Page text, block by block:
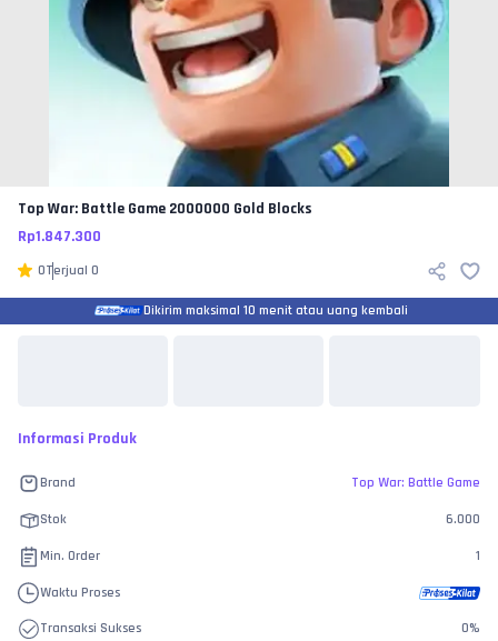
Top War: Battle Game 2000000 Gold Blocks
Rp1.847.300
0Terjual 0
Dikirim maksimal 10 menit atau uang kembali
Informasi Produk
Brand Top War: Battle Game
Stok 6.000
Min. Order 1
Waktu Proses
Transaksi Sukses 0%